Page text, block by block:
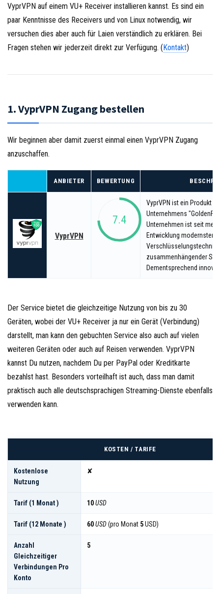
VyprVPN auf einem VU+ Receiver installieren kannst. Es sind ein
paar Kenntnisse des Receivers und von Linux notwendig, wir
versuchen dies aber auch für Laien verständlich zu erklären. Bei
Fragen stehen wir jederzeit direkt zur Verfügung. (Kontakt)
1. VyprVPN Zugang bestellen
Wir beginnen aber damit zuerst einmal einen VyprVPN Zugang
anzuschaffen.
ANBIETER BEWERTUNG
VyprVPN
7.4
VyprVPN ist ein Produkt
Unternehmens
Unternehmen ist seit
Entwicklung modernster
zusammenhängender
Dementsprechend
Der Service bietet die gleichzeitige Nutzung von bis zu 30
Geräten, wobei der VU+ Receiver ja nur ein Gerät (Verbindung)
darstellt, man kann den gebuchten Service also auch auf vielen
weiteren Geräten oder auch auf Reisen verwenden. VyprVPN
kannst Du nutzen, nachdem Du per PayPal oder Kreditkarte
bezahlst hast. Besonders vorteilhaft ist auch, dass man damit
praktisch auch alle deutschsprachigen Streaming-Dienste ebenfalls
verwenden kann.
KOSTEN / TARIFE
Kostenlose
Nutzung
✘
Tarif (1 Monat ) 10USD
Tarif (12 Monate ) 60USD(pro Monat 5USD)
Anzahl
Gleichzeitiger
Verbindungen Pro
Konto
5